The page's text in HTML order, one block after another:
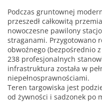
Podczas gruntownej
przeszedł całkowitą
nowoczesne pawilony
straganami. Przygotowano
obwoźnego (bezpośrednio
238 profesjonalnych
infrastruktura została w
niepełnosprawnościami.
Teren targowiska jest
od żywności i sadzonek po